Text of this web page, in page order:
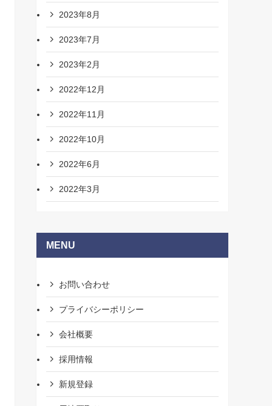
2023年8月
2023年7月
2023年2月
2022年12月
2022年11月
2022年10月
2022年6月
2022年3月
MENU
お問い合わせ
プライバシーポリシー
会社概要
採用情報
新規登録